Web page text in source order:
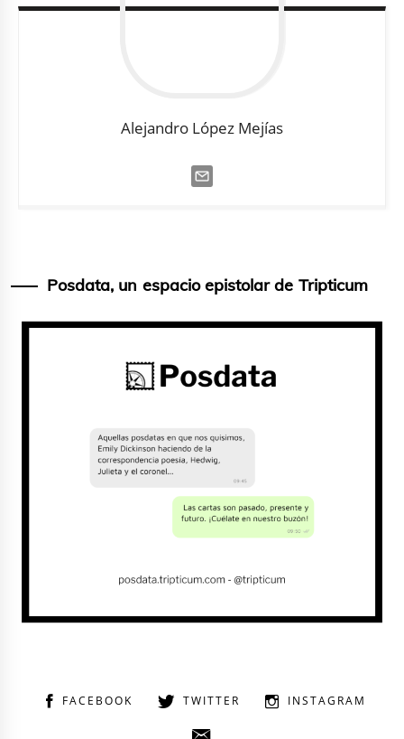
Alejandro López Mejías
Posdata, un espacio epistolar de Tripticum
FACEBOOK TWITTER INSTAGRAM